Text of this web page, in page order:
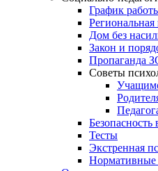
График
Дом без
Закон и
Пропаганда
Советы
Безопасность
Тесты
Экстренная
Нормативные